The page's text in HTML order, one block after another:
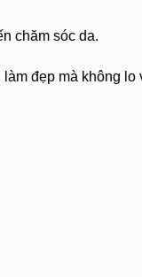
chăm sóc da.
đẹp mà không lo